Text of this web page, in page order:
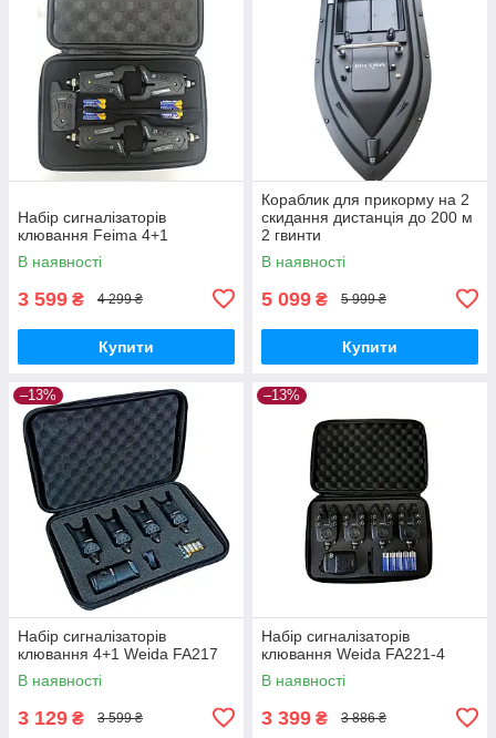
Набір сигналізаторів
клювання Feima 4+1
В наявності
3 599 ₴ 4 299 ₴
Купити
Кораблик для прикорму на 2
скидання дистанція до 200 м
2 гвинти
В наявності
5 099 ₴ 5 999 ₴
Купити
–13%
Набір сигналізаторів
клювання 4+1 Weida FA217
В наявності
3 129 ₴ 3 599 ₴
–13%
Набір сигналізаторів
клювання Weida FA221-4
В наявності
3 399 ₴ 3 886 ₴